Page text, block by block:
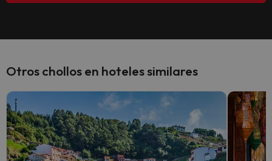
Otros chollos en hoteles similares